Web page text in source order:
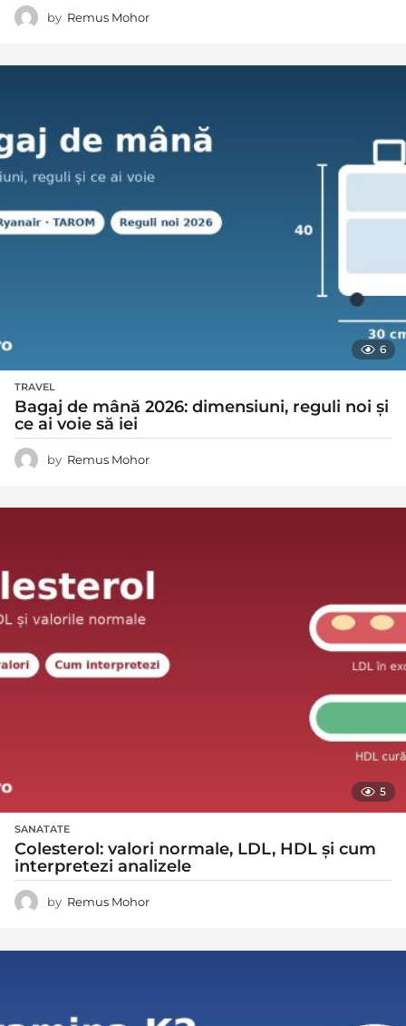
by Remus Mohor
6
TRAVEL
Bagaj de mână 2026: dimensiuni, reguli noi și
ce ai voie să iei
by Remus Mohor
5
SANATATE
Colesterol: valori normale, LDL, HDL și cum
interpretezi analizele
by Remus Mohor